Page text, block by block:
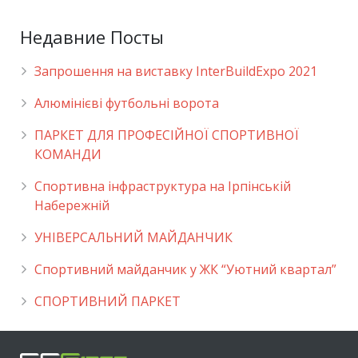
Недавние Посты
Запрошення на виставку InterBuildExpo 2021
Алюмінієві футбольні ворота
ПАРКЕТ ДЛЯ ПРОФЕСІЙНОЇ СПОРТИВНОЇ
КОМАНДИ
Спортивна інфраструктура на Ірпінській
Набережній
УНІВЕРСАЛЬНИЙ МАЙДАНЧИК
Cпортивний майданчик у ЖК “Уютний квартал”
СПОРТИВНИЙ ПАРКЕТ